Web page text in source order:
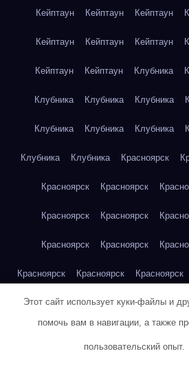
Кейптаун Кейптаун Кейптаун
Кейптаун Кейптаун Кейптаун
Кейптаун Кейптаун Клубника
Клубника Клубника Клубника
Клубника Клубника Клубника
Клубника Клубника Красноярск
Красноярск Красноярск
Красноярск Красноярск
Красноярск Красноярск
Красноярск Красноярск Красноярск
Кукуруза Кукуруза Кукуруза
Этот сайт использует куки-файлы и
помочь вам в навигации, а также
пользовательский опыт.